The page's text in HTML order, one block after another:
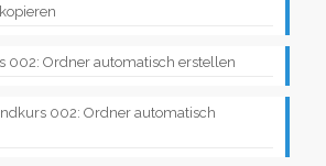
002: Ordner automatisch erstellen
002: Ordner automatisch